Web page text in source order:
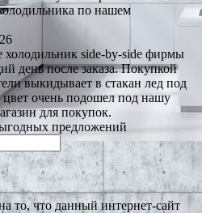
по нашем
холодильник side-by-side фирмы
день после заказа. Покупкой
выкидывает в стакан лед под
очень подошел под нашу
для покупок.
предложений
то, что данный интернет-сайт